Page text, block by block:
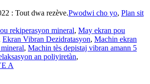
: Tout dwa rezève.Pwodwi cho yo, Plan sit
rekiperasyon mineral, May ekran pou
Ekran Vibran Dezidratasyon, Machin ekran
, Machin tès depistaj vibran amann 5
an poliyiretàn,
A